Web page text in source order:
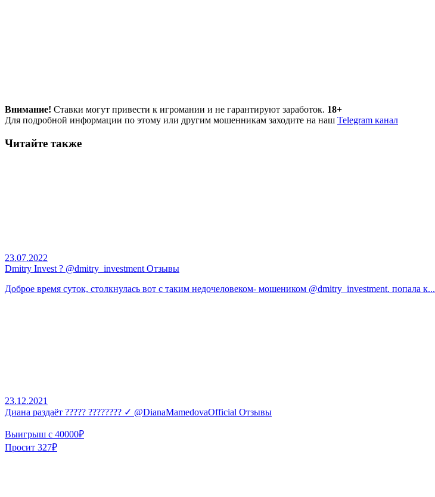
Внимание! Ставки могут привести к игромании и не гарантируют заработок. 18+
Для подробной информации по этому или другим мошенникам заходите на наш Telegram канал
Читайте также
23.07.2022
Dmitry Invest ? @dmitry_investment Отзывы
Доброе время суток, столкнулась вот с таким недочеловеком- мошеником @dmitry_investment. попала к...
23.12.2021
Диана раздаёт ????? ???????? ✓ @DianaMamedovaOfficial Отзывы
Выигрыш с 40000₽
Просит 327₽